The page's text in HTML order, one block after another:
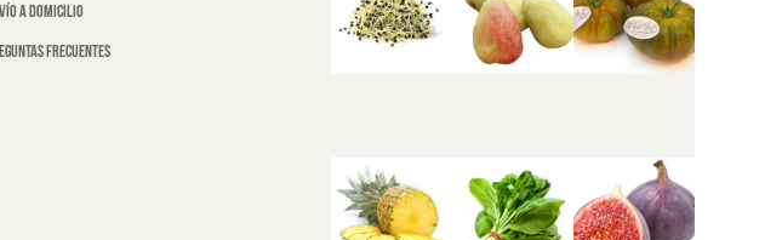
a domicilio
frecuentes